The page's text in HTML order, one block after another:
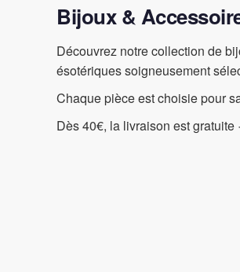
Bijoux &
Découvrez notre collection de
ésotériques soigneusement
Chaque pièce est choisie pour
Dès 40€, la livraison est gratuite